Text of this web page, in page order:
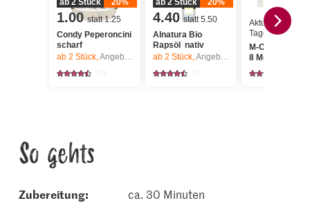
ab 2 Stück 20%
1.00 statt 1.25
Condy Peperoncini
scharf
ab 2 Stück,Angebot gilt nur vom 6.8. bis 12.8.2026, solange Vorrat.
ab 2 Stück 20%
4.40 statt 5.50
Alnatura Bio
Rapsöl nativ
ab 2 Stück,Angebot gilt nur vom 6.8. bis 12.8.2026, solange Vorrat.
Aktueller
Tagespreis
M-Classic
8 Monate
So gehts
Zubereitung: ca. 30 Minuten